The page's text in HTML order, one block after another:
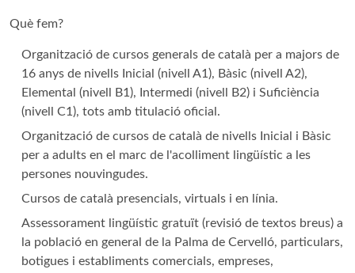
Què fem?
Organització de cursos generals de català per a majors de
16 anys de nivells Inicial (nivell A1), Bàsic (nivell A2),
Elemental (nivell B1), Intermedi (nivell B2) i Suficiència
(nivell C1), tots amb titulació oficial.
Organització de cursos de català de nivells Inicial i Bàsic
per a adults en el marc de l'acolliment lingüístic a les
persones nouvingudes.
Cursos de català presencials, virtuals i en línia.
Assessorament lingüístic gratuït (revisió de textos breus) a
la població en general de la Palma de Cervelló, particulars,
botigues i establiments comercials, empreses,